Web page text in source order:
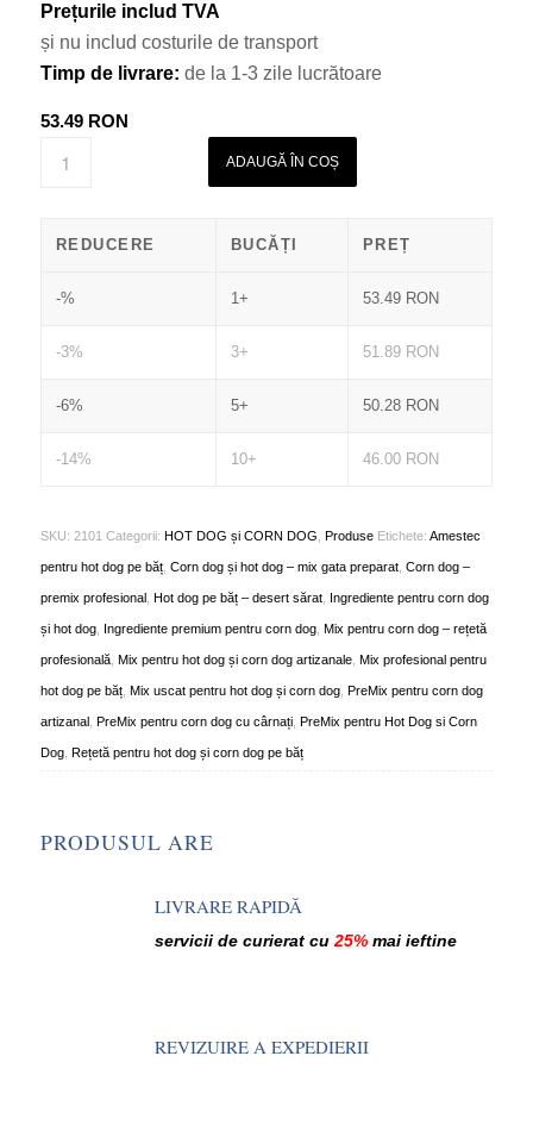
Prețurile includ TVA
și nu includ costurile de transport
Timp de livrare: de la 1-3 zile lucrătoare
53.49 RON
ADAUGĂ ÎN COȘ
REDUCERE BUCĂȚI PREȚ
-% 1+ 53.49 RON
-3% 3+ 51.89 RON
-6% 5+ 50.28 RON
-14% 10+ 46.00 RON
SKU: 2101 Categorii: HOT DOG și CORN DOG Produse Etichete: Amestec
pentru hot dog pe băț, Corn dog și hot dog – mix gata preparat, Corn dog –
premix profesional, Hot dog pe băț – desert sărat, Ingrediente pentru corn dog
și hot dog, Ingrediente premium pentru corn dog, Mix pentru corn dog – rețetă
profesională, Mix pentru hot dog și corn dog artizanale, Mix profesional pentru
hot dog pe băț, Mix uscat pentru hot dog și corn dog, PreMix pentru corn dog
artizanal, PreMix pentru corn dog cu cârnați, PreMix pentru Hot Dog si Corn
Dog, Rețetă pentru hot dog și corn dog pe băț
PRODUSUL ARE
LIVRARE RAPIDĂ
servicii de curierat cu25%mai ieftine
REVIZUIRE A EXPEDIERII